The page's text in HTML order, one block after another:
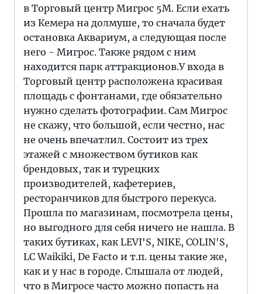
в Торговый центр Мигрос 5М. Если ехать
из Кемера на долмуше, то сначала будет
остановка Аквариум, а следующая после
него - Мигрос. Также рядом с ним
находится парк аттракционов.У входа в
Торговый центр расположена красивая
площадь с фонтанами, где обязательно
нужно сделать фотографии. Сам Мигрос
не скажу, что большой, если честно, нас
не очень впечатлил. Состоит из трех
этажей с множеством бутиков как
брендовых, так и турецких
производителей, кафетериев,
ресторанчиков для быстрого перекуса.
Прошла по магазинам, посмотрела цены,
но выгодного для себя ничего не нашла. В
таких бутиках, как LEVI'S, NIKE, COLIN'S,
LC Waikiki, De Facto и т.п. цены такие же,
как и у нас в городе. Слышала от людей,
что в Мигросе часто можно попасть на